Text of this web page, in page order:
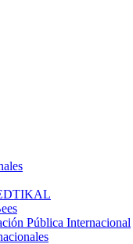
Pública Internacional